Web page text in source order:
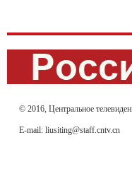
© 2016, Центральное
E-mail: liusiting@staff.cntv.cn